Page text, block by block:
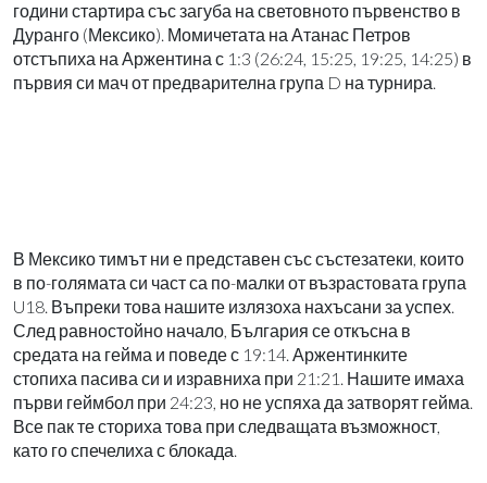
години стартира със загуба на световното първенство в
Дуранго (Мексико). Момичетата на Атанас Петров
отстъпиха на Аржентина с 1:3 (26:24, 15:25, 19:25, 14:25) в
първия си мач от предварителна група D на турнира.
В Мексико тимът ни е представен със състезатеки, които
в по-голямата си част са по-малки от възрастовата група
U18. Въпреки това нашите излязоха нахъсани за успех.
След равностойно начало, България се откъсна в
средата на гейма и поведе с 19:14. Аржентинките
стопиха пасива си и изравниха при 21:21. Нашите имаха
първи геймбол при 24:23, но не успяха да затворят гейма.
Все пак те сториха това при следващата възможност,
като го спечелиха с блокада.